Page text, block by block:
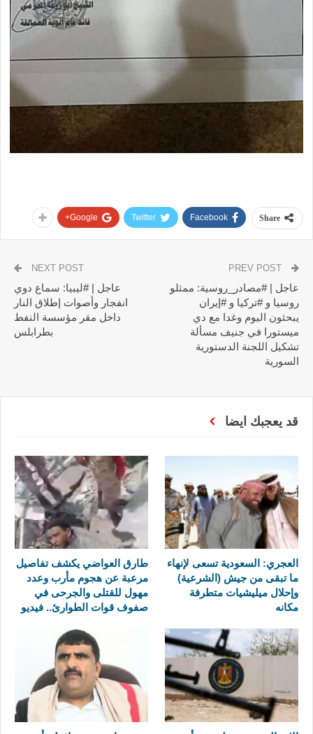
Share
Facebook
Twitter
Google+
عاجل | #مصادر_روسية: ممثلو
روسيا و #تركيا و #إيران
يبحثون اليوم وغدا مع دي
ميستورا في جنيف مسألة
تشكيل اللجنة الدستورية
السورية
NEXT POST
عاجل | #ليبيا: سماع دوي
انفجار وأصوات إطلاق النار
داخل مقر مؤسسة النفط
بطرابلس
قد يعجبك ايضا
العجري: السعودية تسعى لإنهاء
ما تبقى من جيش (الشرعية)
وإحلال ميليشيات متطرفة
مكانه
طارق العواضي يكشف تفاصيل
مرعبة عن هجوم مأرب وعدد
مهول للقتلى والجرحى في
صفوف قوات الطوارئ.. فيديو